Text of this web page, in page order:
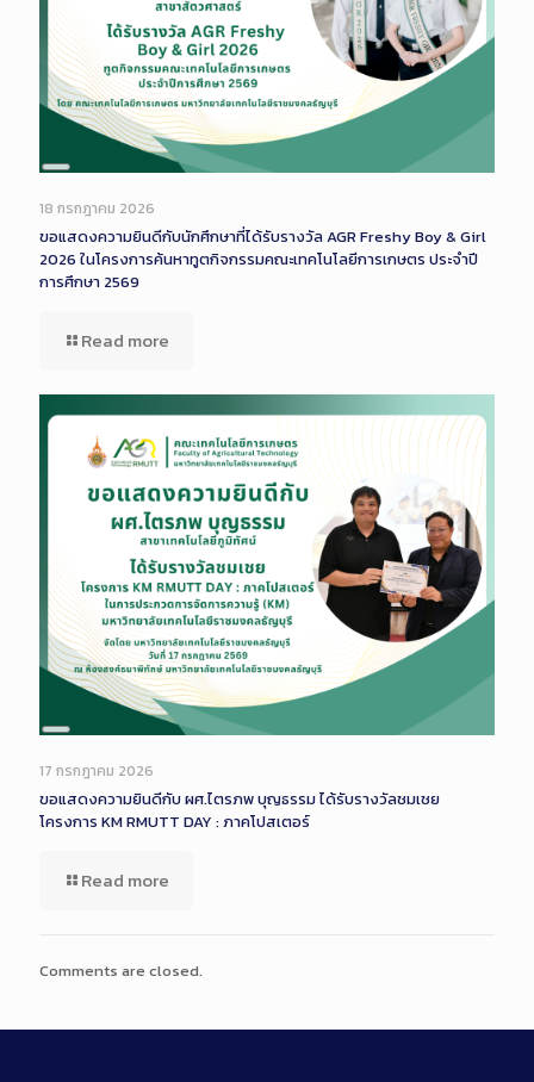
Long
Description
18 กรกฎาคม 2026
ขอแสดงความยินดีกับนักศึกษาที่ได้รับรางวัล AGR Freshy Boy & Girl
2026 ในโครงการค้นหาทูตกิจกรรมคณะเทคโนโลยีการเกษตร ประจำปี
การศึกษา 2569
Read more
Long
Description
17 กรกฎาคม 2026
ขอแสดงความยินดีกับ ผศ.ไตรภพ บุญธรรม ได้รับรางวัลชมเชย
โครงการ KM RMUTT DAY : ภาคโปสเตอร์
Read more
Comments are closed.